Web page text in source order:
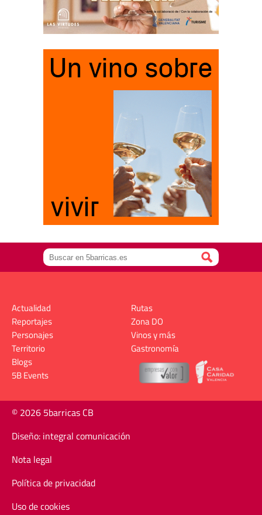
Actualidad
Reportajes
Personajes
Territorio
Rutas
Zona DO
Vinos y más
Gastronomía
Blogs
5B Events
© 2026 5barricas CB
Diseño: integral comunicación
Nota legal
Política de privacidad
Uso de cookies